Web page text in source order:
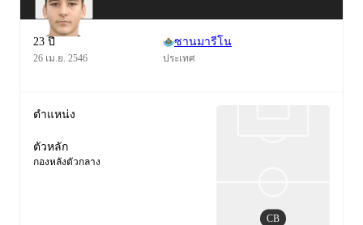
23 ปี
26 เม.ย. 2546
ซานมารีโน
ประเทศ
ตำแหน่ง
ตัวหลัก
กองหลังตัวกลาง
CB